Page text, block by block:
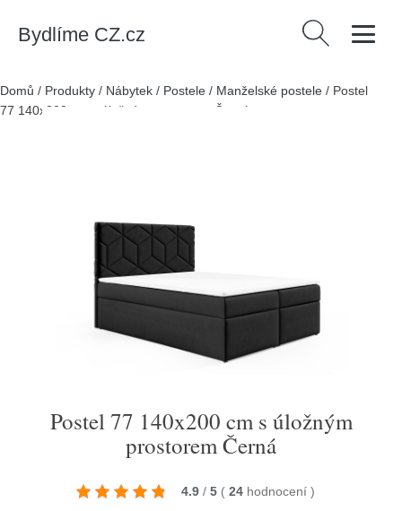
Bydlíme CZ.cz Vyhledávání
Domů / Produkty / Nábytek / Postele / Manželské postele / Postel
77 140x200 cm s úložným prostorem Černá
Postel 77 140x200 cm s úložným
prostorem Černá
4.9 / 5 ( 24 hodnocení )